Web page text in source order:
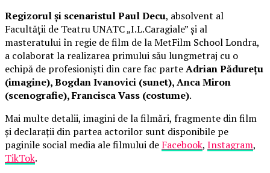
Regizorul și scenaristul Paul Decu, absolvent al
Facultății de Teatru UNATC „I.L.Caragiale” și al
masteratului în regie de film de la MetFilm School Londra,
a colaborat la realizarea primului său lungmetraj cu o
echipă de profesioniști din care fac parteAdrian Pădurețu
(imagine), Bogdan Ivanovici (sunet), Anca Miron
(scenografie), Francisca Vass (costume).
Mai multe detalii, imagini de la filmări, fragmente din film
și declarații din partea actorilor sunt disponibile pe
paginile social media ale filmului de Facebook, Instagram,
TikTok.